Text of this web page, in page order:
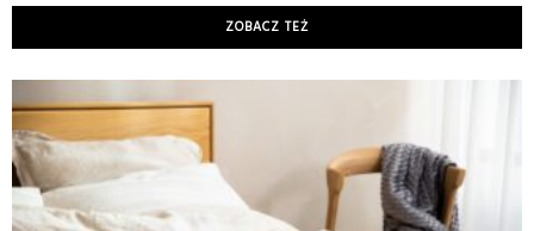
ZOBACZ TEŻ